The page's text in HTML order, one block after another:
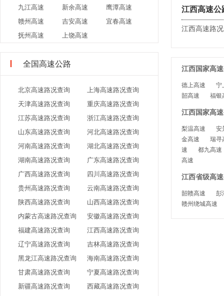
江西高速公
江西高速路
江西国家高
德上高速
宁
韶高速
福银
江西国家高
梨温高速
安
金高速
瑞寻
速
都九高速
高速
江西省级高
韶赣高速
彭
赣州绕城高速
九江高速
新余高速
鹰潭高速
赣州高速
吉安高速
宜春高速
抚州高速
上饶高速
全国高速公路
北京高速路况查询
上海高速路况查询
天津高速路况查询
重庆高速路况查询
江苏高速路况查询
浙江高速路况查询
山东高速路况查询
河北高速路况查询
河南高速路况查询
湖北高速路况查询
湖南高速路况查询
广东高速路况查询
广西高速路况查询
四川高速路况查询
贵州高速路况查询
云南高速路况查询
陕西高速路况查询
山西高速路况查询
内蒙古高速路况查询
安徽高速路况查询
福建高速路况查询
江西高速路况查询
辽宁高速路况查询
吉林高速路况查询
黑龙江高速路况查询
海南高速路况查询
甘肃高速路况查询
宁夏高速路况查询
新疆高速路况查询
西藏高速路况查询